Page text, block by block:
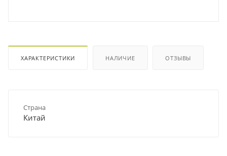
ХАРАКТЕРИСТИКИ НАЛИЧИЕ ОТЗЫВЫ
Страна
Китай